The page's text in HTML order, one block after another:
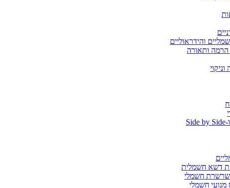
והידראוליים
הרמה ותאורה
דשא חשמלית
שרשרת חשמלי
חשמלי